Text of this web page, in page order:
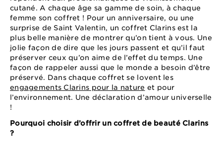
cutané. A chaque âge sa gamme de soin, à chaque
femme son coffret ! Pour un anniversaire, ou une
surprise de Saint Valentin, un coffret Clarins est la
plus belle manière de montrer qu’on tient à vous. Une
jolie façon de dire que les jours passent et qu’il faut
préserver ceux qu’on aime de l’effet du temps. Une
façon de rappeler aussi que le monde a besoin d’être
préservé. Dans chaque coffret se lovent les
engagements Clarins pour la nature et pour
l’environnement. Une déclaration d’amour universelle
!
Pourquoi choisir d’offrir un coffret de beauté Clarins
?